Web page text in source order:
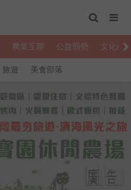
農業互聯 公益弱勢 文化藝
旅遊 美食部落